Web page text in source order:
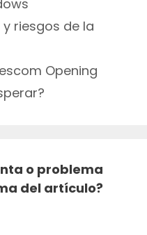
riesgos de la
Opening
o problema
del artículo?